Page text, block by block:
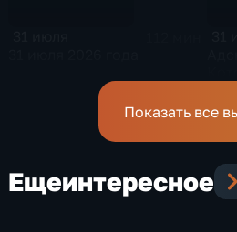
Показать все
Ещеинтересное